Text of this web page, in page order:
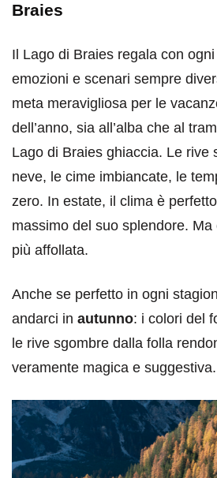
Braies
Il Lago di Braies regala con
emozioni e scenari sempre
meta meravigliosa per le
dell’anno, sia all’alba che al
Lago di Braies ghiaccia. Le rive
neve, le cime imbiancate, le
zero. In estate, il clima è
massimo del suo splendore.
più affollata.
Anche se perfetto in ogni
andarci in autunno: i colori del
le rive sgombre dalla folla
veramente magica e suggestiva.